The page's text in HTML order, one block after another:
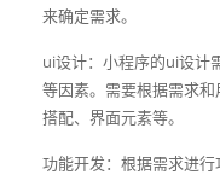
来确定需求。
ui设计：小程序的ui设计
等因素。需要根据需求
搭配、界面元素等。
功能开发：根据需求进